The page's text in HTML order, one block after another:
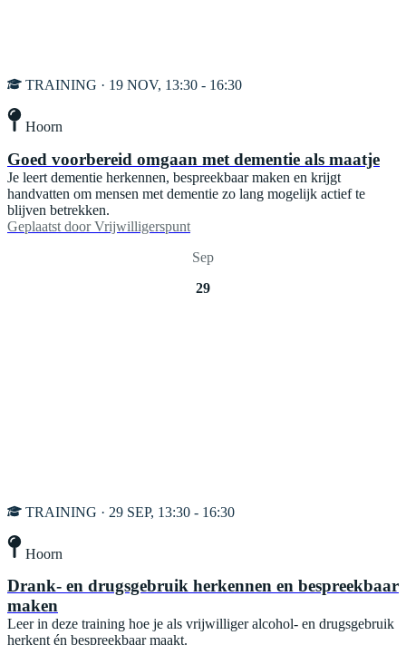
TRAINING · 19 NOV, 13:30 - 16:30
Hoorn
Goed voorbereid omgaan met dementie als maatje
Je leert dementie herkennen, bespreekbaar maken en krijgt
handvatten om mensen met dementie zo lang mogelijk actief te
blijven betrekken.
Geplaatst door Vrijwilligerspunt
Sep
29
TRAINING · 29 SEP, 13:30 - 16:30
Hoorn
Drank- en drugsgebruik herkennen en bespreekbaar
maken
Leer in deze training hoe je als vrijwilliger alcohol- en drugsgebruik
herkent én bespreekbaar maakt.